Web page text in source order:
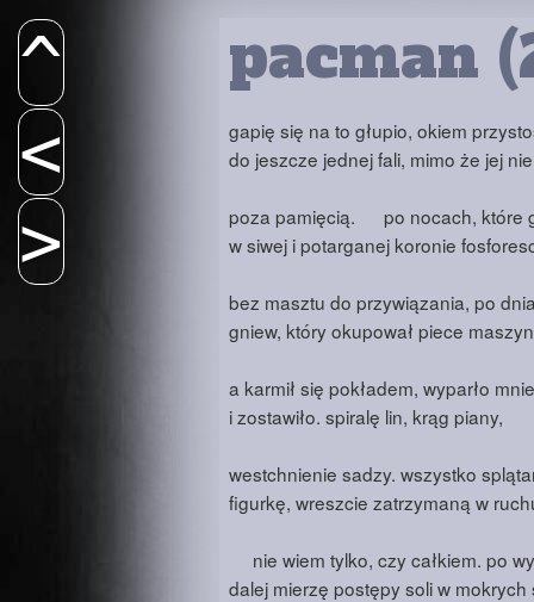
^
<
>
pacman
gapię się na to głupio, okiem
do jeszcze jednej fali, mimo że jej
poza pamięcią. po nocach, które
w siwej i potarganej koronie
bez masztu do przywiązania, po
gniew, który okupował piece
a karmił się pokładem, wyparło
i zostawiło. spiralę lin, krąg piany,
westchnienie sadzy. wszystko
figurkę, wreszcie zatrzymaną w
nie wiem tylko, czy całkiem. po
dalej mierzę postępy soli w mokrych